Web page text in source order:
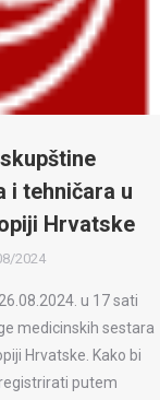
i tehničara u
Hrvatske
2024
u 17 sati
medicinskih sestara
Hrvatske. Kako bi
putem